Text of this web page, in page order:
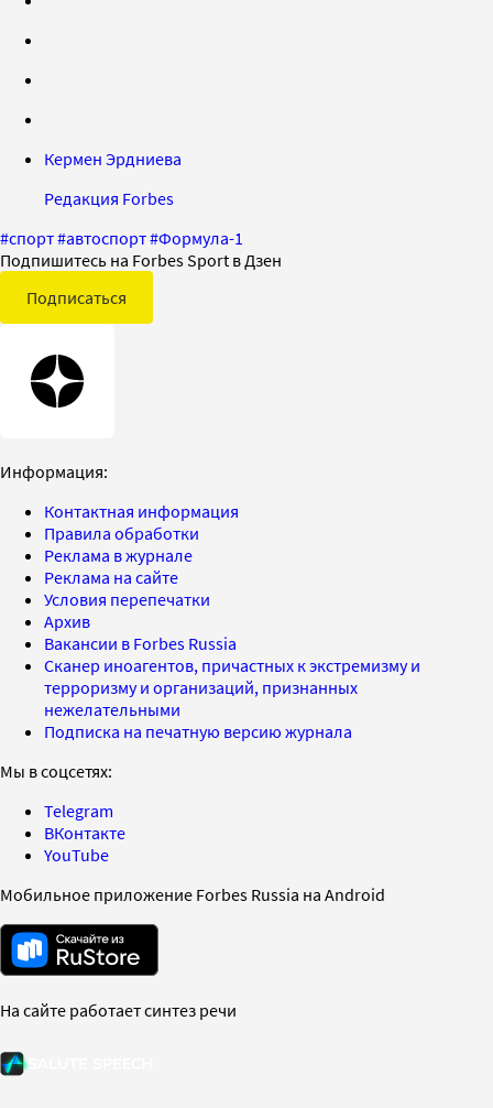
Кермен Эрдниева
Редакция Forbes
#спорт#автоспорт#Формула-1
Подпишитесь на Forbes Sport в Дзен
Подписаться
Информация:
Контактная информация
Правила обработки
Реклама в журнале
Реклама на сайте
Условия перепечатки
Архив
Вакансии в Forbes Russia
Сканер иноагентов, причастных к экстремизму и
терроризму и организаций, признанных
нежелательными
Подписка на печатную версию журнала
Мы в соцсетях:
Telegram
ВКонтакте
YouTube
Мобильное приложение Forbes Russia на Android
На сайте работает синтез речи